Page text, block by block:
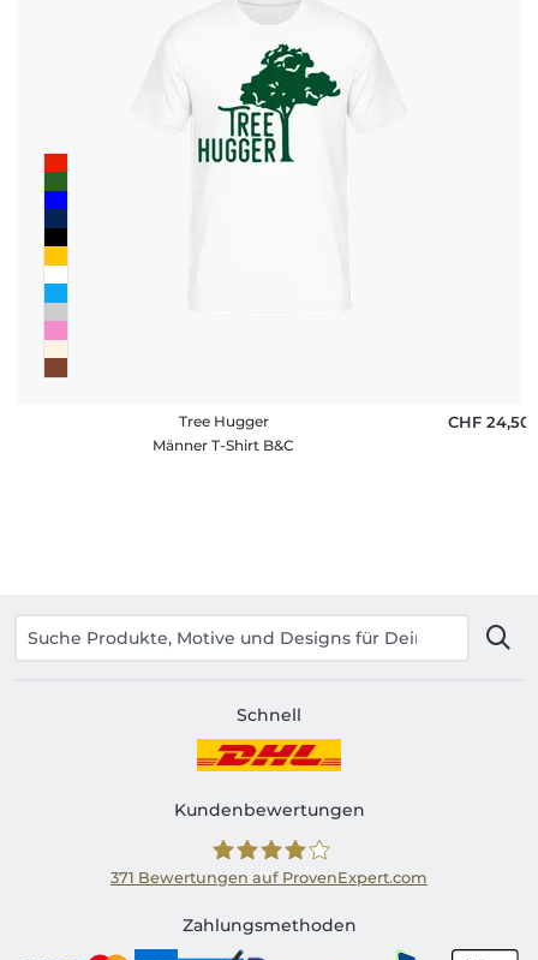
Tree Hugger
Männer T-Shirt B&C
CHF 24,50
Schnell
Kundenbewertungen
Shirtinator CH
371 Bewertungen auf ProvenExpert.com
Zahlungsmethoden